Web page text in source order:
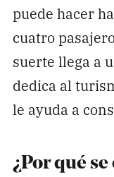
puede hacer
cuatro
suerte llega a
dedica al
le ayuda a
¿Por qué